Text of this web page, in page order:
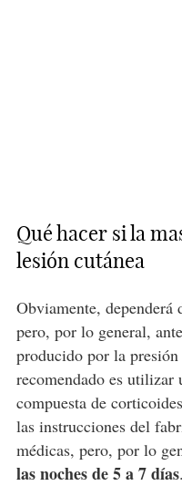
Qué hacer si la
lesión cutánea
Obviamente,
pero, por lo general,
producido por la
recomendado es utilizar
compuesta de
las instrucciones del
médicas, pero, por lo
las noches de 5 a 7 días.